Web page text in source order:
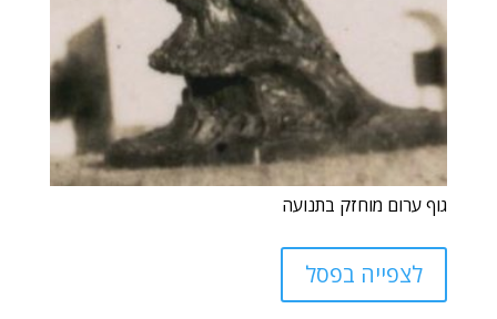
גוף ערום מוחזק בתנועה
לצפייה בפסל